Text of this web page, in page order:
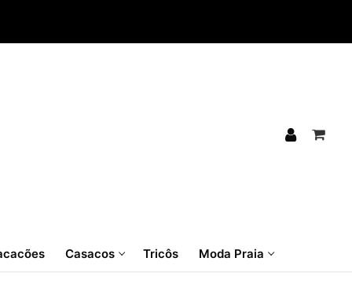
Casacos Tricôs Moda Praia